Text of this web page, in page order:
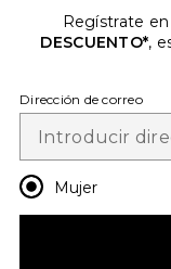
Email Address
¡AYÚDANOS
Regístrate
DESCUENTO*,
Dirección de correo
Mujer